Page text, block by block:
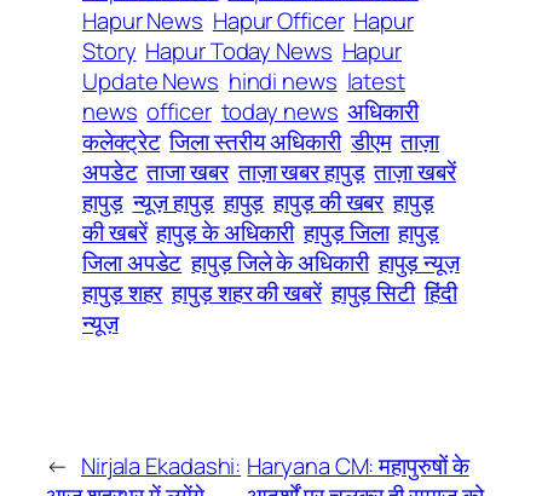
Hapur News Hapur Officer Hapur
Story Hapur Today News Hapur
Update News hindi news latest
news officer today news अधिकारी
कलेक्ट्रेट जिला स्तरीय अधिकारी डीएम ताज़ा
अपडेट ताजा खबर ताज़ा खबर हापुड़ ताज़ा खबरें
हापुड़ न्यूज़ हापुड़ हापुड़ हापुड़ की खबर हापुड़
की खबरें हापुड़ के अधिकारी हापुड़ जिला हापुड़
जिला अपडेट हापुड़ जिले के अधिकारी हापुड़ न्यूज़
हापुड़ शहर हापुड़ शहर की खबरें हापुड़ सिटी हिंदी
न्यूज़
← Nirjala Ekadashi: Haryana CM: महापुरुषों के